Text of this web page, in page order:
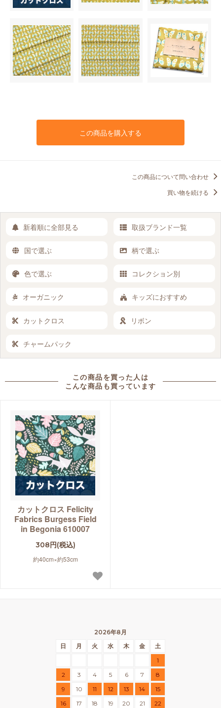
この商品を購入する
この商品について問い合わせ
買い物を続ける
新着順に全部見る 取扱ブランド一覧
国で選ぶ 柄で選ぶ
色で選ぶ コレクション別
オーガニック キッズにおすすめ
カットクロス リボン
チャームパック
この商品を買った人は
こんな商品も買っています
カットクロス Felicity
Fabrics Burgess Field
in Begonia 610007
308円(税込)
約40cm×約53cm
2026年8月
日
月 火 水 木 金
土
1
2
3 4 5 6 7
8
9
10 11 12 13 14
15
16
17 18 19 20 21
22